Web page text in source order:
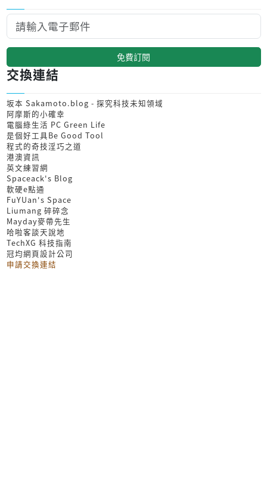
免費訂閱
交換連結
坂本 Sakamoto.blog - 探究科技未知領域
阿摩斯的小確幸
電腦綠生活 PC Green Life
是個好工具Be Good Tool
程式的奇技淫巧之道
港澳資訊
英文練習網
Spaceack's Blog
軟硬e點通
FuYUan's Space
Liumang 碎碎念
Mayday麥帶先生
哈啦客談天說地
TechXG 科技指南
冠均網頁設計公司
申請交換連結